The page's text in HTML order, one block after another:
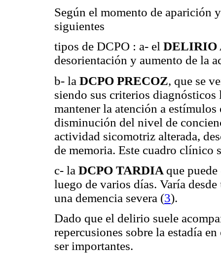
Según el momento de aparición
siguientes
tipos de DCPO : a- el DELIRIO
desorientación y aumento de la
b- la DCPO PRECOZ, que se
siendo sus criterios diagnósticos
mantener la atención a
disminución del nivel de
actividad sicomotriz alterada,
de memoria. Este cuadro clínico
c- la DCPO TARDIA que puede
luego de varios días. Varía
una demencia severa (3).
Dado que el delirio suele
repercusiones sobre la estadía
ser importantes.